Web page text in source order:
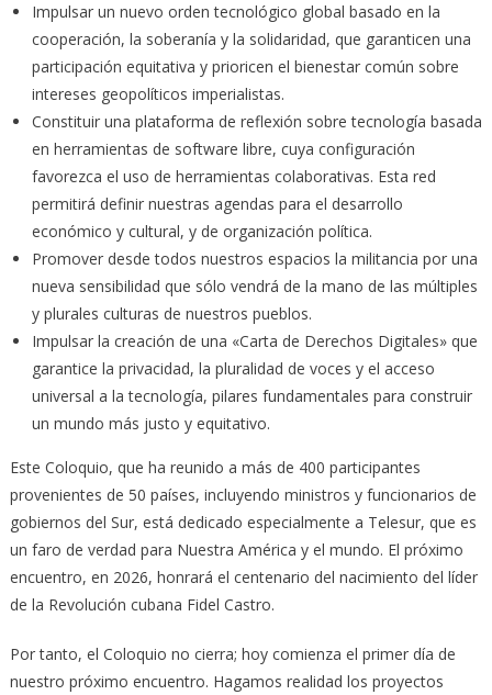
Impulsar un nuevo orden tecnológico global basado en la
cooperación, la soberanía y la solidaridad, que garanticen una
participación equitativa y prioricen el bienestar común sobre
intereses geopolíticos imperialistas.
Constituir una plataforma de reflexión sobre tecnología basada
en herramientas de software libre, cuya configuración
favorezca el uso de herramientas colaborativas. Esta red
permitirá definir nuestras agendas para el desarrollo
económico y cultural, y de organización política.
Promover desde todos nuestros espacios la militancia por una
nueva sensibilidad que sólo vendrá de la mano de las múltiples
y plurales culturas de nuestros pueblos.
Impulsar la creación de una «Carta de Derechos Digitales» que
garantice la privacidad, la pluralidad de voces y el acceso
universal a la tecnología, pilares fundamentales para construir
un mundo más justo y equitativo.
Este Coloquio, que ha reunido a más de 400 participantes
provenientes de 50 países, incluyendo ministros y funcionarios de
gobiernos del Sur, está dedicado especialmente a Telesur, que es
un faro de verdad para Nuestra América y el mundo. El próximo
encuentro, en 2026, honrará el centenario del nacimiento del líder
de la Revolución cubana Fidel Castro.
Por tanto, el Coloquio no cierra; hoy comienza el primer día de
nuestro próximo encuentro. Hagamos realidad los proyectos